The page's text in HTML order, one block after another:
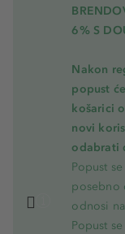
6% S
Nakon
popust
košarici
novi
odabrati
Popust
posebno
odnosi
Popust